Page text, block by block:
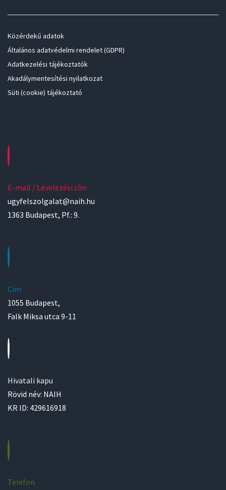
Közérdekű adatok
Általános adatvédelmi rendelet (GDPR)
Adatkezelési tájékoztatók
Akadálymentesítési nyilatkozat
Süti (cookie) tájékoztató
E-mail / Levelezési cím
ugyfelszolgalat@naih.hu
1363 Budapest, Pf.: 9.
Cím
1055 Budapest,
Falk Miksa utca 9-11
Hivatali kapu
Rövid név: NAIH
KR ID: 429616918
Telefon